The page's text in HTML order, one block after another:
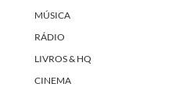
MÚSICA
RÁDIO
LIVROS & HQ
CINEMA